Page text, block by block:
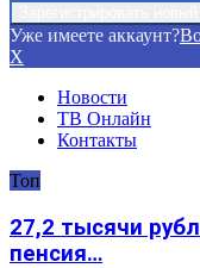
Уже имеете аккаунт?
X
Новости
ТВ Онлайн
Контакты
Топ
27,2 тысячи
пенсия…